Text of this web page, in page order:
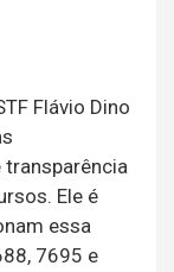
Flávio Dino
transparência
Ele é
essa
7695 e